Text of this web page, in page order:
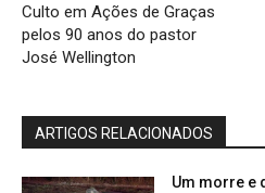
Culto em Ações de Graças
pelos 90 anos do pastor
José Wellington
ARTIGOS RELACIONADOS
Um morre e